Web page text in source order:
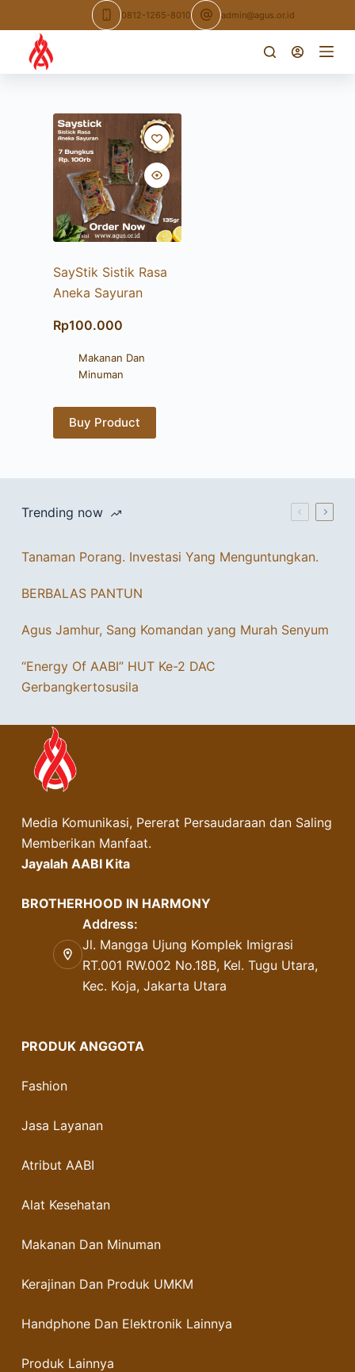
to
content
0812-1265-8010 admin@agus.or.id
SayStik Sistik Rasa
Aneka Sayuran
Rp100.000
Makanan Dan
Minuman
Buy Product
Trending now
Tanaman Porang. Investasi Yang Menguntungkan.
BERBALAS PANTUN
Agus Jamhur, Sang Komandan yang Murah Senyum
“Energy Of AABI” HUT Ke-2 DAC
Gerbangkertosusila
Media Komunikasi, Pererat Persaudaraan dan Saling
Memberikan Manfaat.
Jayalah AABI Kita
BROTHERHOOD IN HARMONY
Address:
Jl. Mangga Ujung Komplek Imigrasi
RT.001 RW.002 No.18B, Kel. Tugu Utara,
Kec. Koja, Jakarta Utara
PRODUK ANGGOTA
Fashion
Jasa Layanan
Atribut AABI
Alat Kesehatan
Makanan Dan Minuman
Kerajinan Dan Produk UMKM
Handphone Dan Elektronik Lainnya
Produk Lainnya